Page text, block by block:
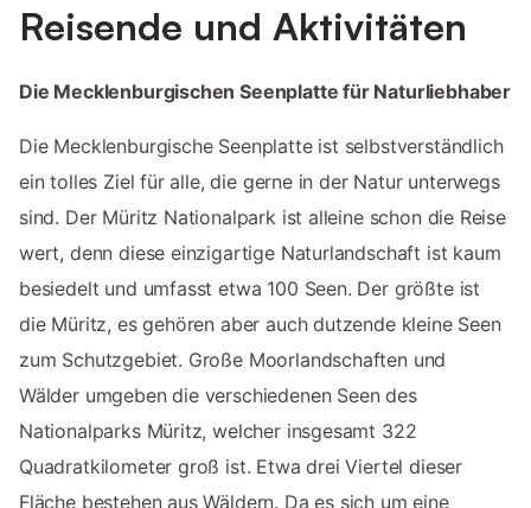
Reisende und Aktivitäten
Die Mecklenburgischen Seenplatte für Naturliebhaber
Die Mecklenburgische Seenplatte ist selbstverständlich
ein tolles Ziel für alle, die gerne in der Natur unterwegs
sind. Der Müritz Nationalpark ist alleine schon die Reise
wert, denn diese einzigartige Naturlandschaft ist kaum
besiedelt und umfasst etwa 100 Seen. Der größte ist
die Müritz, es gehören aber auch dutzende kleine Seen
zum Schutzgebiet. Große Moorlandschaften und
Wälder umgeben die verschiedenen Seen des
Nationalparks Müritz, welcher insgesamt 322
Quadratkilometer groß ist. Etwa drei Viertel dieser
Fläche bestehen aus Wäldern. Da es sich um eine